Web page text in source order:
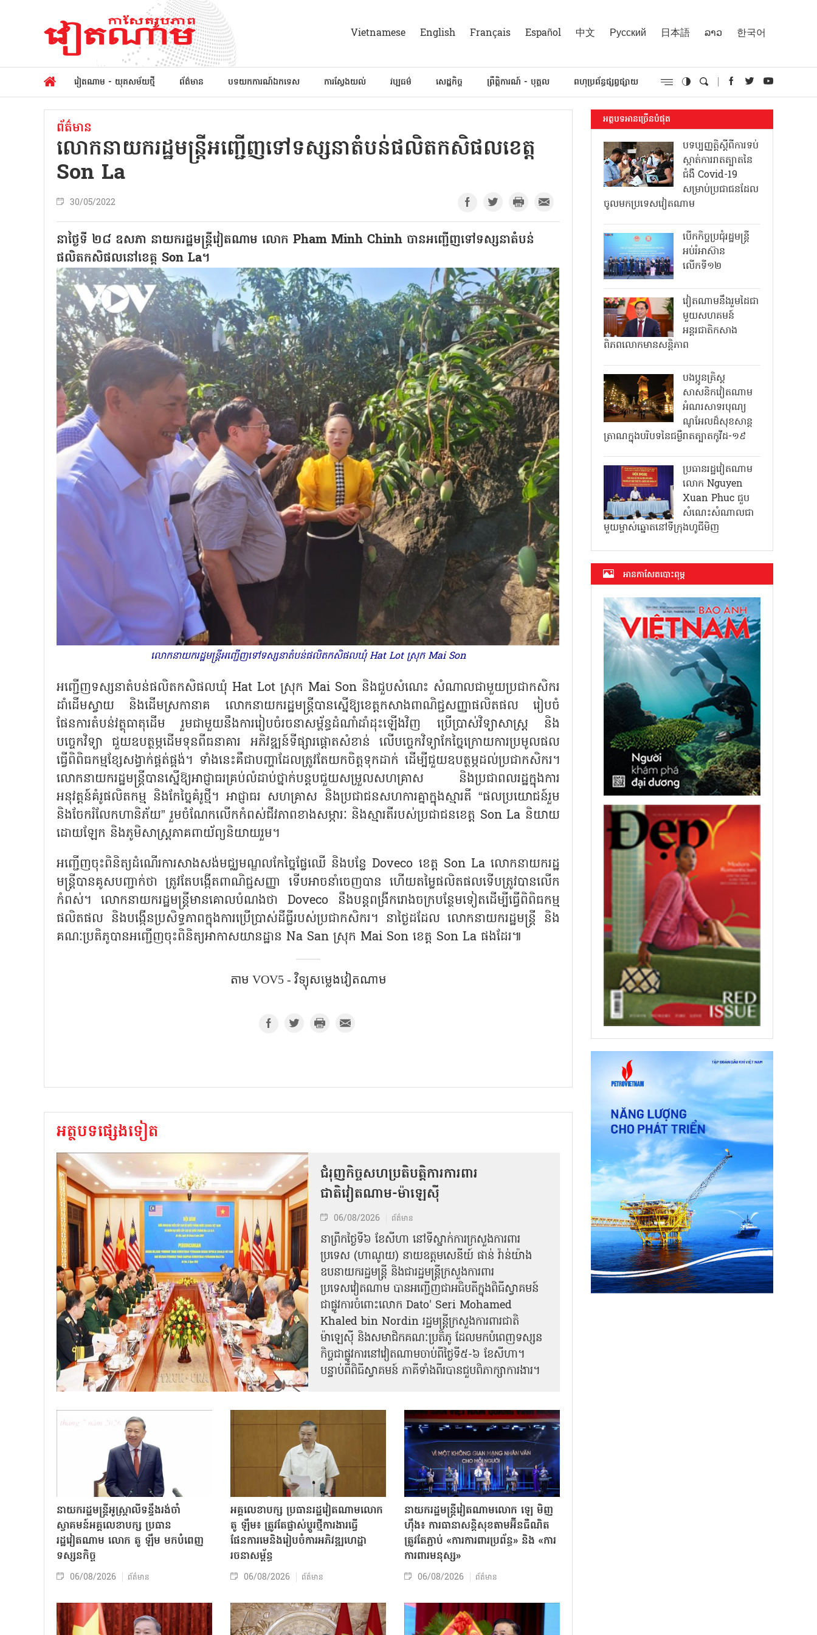
Vietnamese English Français Español 中文 Русский 日本語 ລາວ 한국어
វៀតណាម - យុគសម័យថ្មី ព័ត៌មាន បទយកការណ៍ឯកទេស ការស្វែងយល់ វប្បធម៌ សេដ្ឋកិច្ច ព្រឹត្តិការណ៍ - បុគ្គល ពហុប្រព័ន្ធផ្សព្វផ្សាយ
ព័ត៌មាន
លោកនាយករដ្ឋមន្រ្តីអញ្ជើញទៅទស្សនាតំបន់ផលិតកសិផលខេត្ត
Son La
30/05/2022
នាថ្ងៃទី ២៨ ឧសភា នាយករដ្ឋមន្ត្រីវៀតណាម លោក Pham Minh Chinh បានអញ្ជើញទៅទស្សនាតំបន់
ផលិតកសិផលនៅខេត្ត Son La។
លោកនាយករដ្ឋមន្រ្តីអញ្ជើញទៅទស្សនាតំបន់ផលិតកសិផលឃុំ Hat Lot ស្រុក Mai Son
អញ្ជើញទស្សនាតំបន់ផលិតកសិផលឃុំ Hat Lot ស្រុក Mai Son និងជួបសំណេះ សំណាលជាមួយប្រជាកសិករ
ដាំដើមស្វាយ និងដើមស្រកានាគ លោកនាយករដ្ឋមន្ត្រីបានស្នើឱ្យខេត្តកសាងពាណិជ្ជសញ្ញាផលិតផល រៀបចំ
ផែនការតំបន់វត្ថុធាតុដើម រួមជាមួយនឹងការរៀបចំរចនាសម្ព័ន្ធដំណាំដាំដុះឡើងវិញ ប្រើប្រាស់វិទ្យាសាស្ត្រ និង
បច្ចេកវិទ្យា ជួយឧបត្ថម្ភដើមទុនពីធនាគារ អភិវឌ្ឍន៍ទីផ្សារផ្តោតសំខាន់ លើបច្ចេកវិទ្យាកែច្នៃក្រោយការប្រមូលផល
ធ្វើពិពិធកម្មខ្សែសង្វាក់ផ្គត់ផ្គង់។ ទាំងនេះគឺជាបញ្ហាដែលត្រូវតែយកចិត្តទុកដាក់ ដើម្បីជួយឧបត្ថម្ភដល់ប្រជាកសិករ។
លោកនាយករដ្ឋមន្ត្រីបានស្នើឱ្យអាជ្ញាធរគ្រប់លំដាប់ថ្នាក់បន្តបជួយសម្រួលសហគ្រាស និងប្រជាពលរដ្ឋក្នុងការ
អនុវត្តន៍គំរូផលិតកម្ម និងកែច្នៃគំរូថ្មី។ អាជ្ញាធរ សហគ្រាស និងប្រជាជនសហការគ្នាក្នុងស្មារតី “ផលប្រយោជន៍រួម
និងចែករំលែកហានិភ័យ” រួមចំណែកលើកកំពស់ជីវភាពខាងសម្ភារៈ និងស្មារតីរបស់ប្រជាជនខេត្ត Son La និយាយ
ដោយឡែក និងភូមិសាស្ត្រភាគពាយ័ព្យនិយាយរួម។
អញ្ជើញចុះពិនិត្យដំណើរការសាងសង់មជ្ឈមណ្ឌលកែច្នៃផ្លែឈើ និងបន្លែ Doveco ខេត្ត Son La លោកនាយករដ្ឋ
មន្ត្រីបានគូសបញ្ជាក់ថា ត្រូវតែបង្កើតពាណិជ្ជសញ្ញា ទើបអាចនាំចេញបាន ហើយតម្លៃផលិតផលទើបត្រូវបានលើក
កំពស់។ លោកនាយករដ្ឋមន្ត្រីមានគោលបំណងថា Doveco នឹងបន្តពង្រីករោងចក្របន្ថែមទៀតដើម្បីធ្វើពិពិធកម្ម
ផលិតផល និងបង្កើនប្រសិទ្ធភាពក្នុងការប្រើប្រាស់ដីធ្លីរបស់ប្រជាកសិករ។ នាថ្ងៃដដែល លោកនាយករដ្ឋមន្ត្រី និង
គណៈប្រតិភូបានអញ្ជើញចុះពិនិត្យអាកាសយានដ្ឋាន Na San ស្រុក Mai Son ខេត្ត Son La ផងដែរ៕
តាម​ VOV5 - វិទ្យុសម្លេងវៀតណាម
អត្ថបទផ្សេងទៀត
ជំរុញកិច្ចសហប្រតិបត្តិការការពារ
ជាតិវៀតណាម-ម៉ាឡេស៊ី
06/08/2026 ព័ត៌មាន
នា​ព្រឹកថ្ងៃទី៦ ខែសីហា នៅទីស្នាក់ការក្រសួងការពារ
ប្រទេស (ហាណូយ) នាយឧត្តមសេនីយ៍ ផាន់ វ៉ាន់យ៉ាង
ឧបនាយករដ្ឋមន្ត្រី និងជារដ្ឋមន្ត្រីក្រសួងការពារ
ប្រទេសវៀតណាម បានអញ្ជើញជាអធិបតីក្នុងពិធីស្វាគមន៍
ជាផ្លូវការ​ចំពោះលោក Dato' Seri Mohamed
Khaled bin Nordin រដ្ឋមន្ត្រីក្រសួងការពារជាតិ
ម៉ាឡេស៊ី និងសមាជិកគណៈប្រតិភូ ដែលមកបំពេញទស្សន
កិច្ចជាផ្លូវការនៅវៀតណាមចាប់ពីថ្ងៃទី៥-៦ ខែសីហា។
បន្ទាប់ពីពិធីស្វាគមន៍ ភាគីទាំងពីរបានជួបពិភាក្សាការងារ​។
នាយករដ្ឋមន្ត្រីអូស្ត្រាលីទន្ទឹងរង់ចាំ
ស្វាគមន៍អគ្គលេខាបក្ស ប្រធាន
រដ្ឋវៀតណាម លោក តូ ឡឹម មកបំពេញ
ទស្សនកិច្ច
06/08/2026 ព័ត៌មាន
អគ្គលេខាបក្ស ប្រធានរដ្ឋវៀតណាមលោក
តូ ឡឹម៖ ត្រូវតែផ្លាស់ប្ដូរថ្មីការងារធ្វើ
ផែនការមេនិងរៀបចំការអភិវឌ្ឍហេដ្ឋា
រចនាសម្ព័ន្ធ
06/08/2026 ព័ត៌មាន
នាយករដ្ឋមន្ត្រីវៀតណាមលោក ឡេ មិញ
ហ៊ឹង៖ ការធានាសន្តិសុខតាមអ៊ីនធឺណិត
ត្រូវតែភ្ជាប់ «ការការពារប្រព័ន្ធ» និង «ការ
ការពារមនុស្ស»
06/08/2026 ព័ត៌មាន
អត្ថបទអានច្រើនបំផុត
បទប្បញ្ញត្តិស្តីពីការទប់
ស្កាត់ការរាតត្បាតនៃ
ជំងឺ Covid-19
សម្រាប់ប្រជាជនដែល
ចូលមកប្រទេសវៀតណាម
បើកកិច្ចប្រជុំរដ្ឋមន្ត្រី
អប់រំអាស៊ាន
លើកទី១២
វៀតណាមនឹងរួមដៃជា
មួយសហគមន៍
អន្តរជាតិកសាង
ពិភពលោកមានសន្តិភាព
បងប្អូនគ្រិស្ត
សាសនិកវៀតណាម
អំណរសាទរបុណ្យ
ណូអែលដ៏សុខសាន្ត
ត្រាណក្នុងបរិបទនៃជម្ងឺរាតត្បាតកូវីដ-១៩
ប្រធានរដ្ឋវៀតណាម
លោក Nguyen
Xuan Phuc ជួប
សំណេះសំណាលជា
មួយម្ចាស់ឆ្នោតនៅទីក្រុងហូជីមិញ
អាន​កាសែត​បោះពុម្ភ